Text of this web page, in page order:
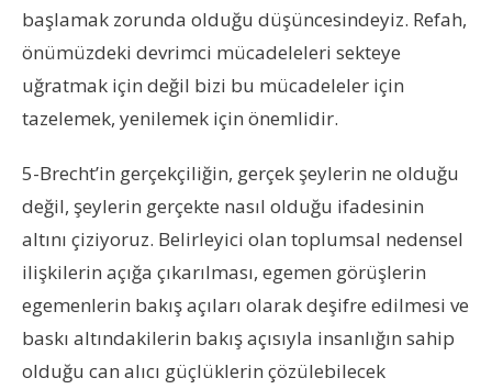
başlamak zorunda olduğu düşüncesindeyiz. Refah,
önümüzdeki devrimci mücadeleleri sekteye
uğratmak için değil bizi bu mücadeleler için
tazelemek, yenilemek için önemlidir.
5-Brecht’in gerçekçiliğin, gerçek şeylerin ne olduğu
değil, şeylerin gerçekte nasıl olduğu ifadesinin
altını çiziyoruz. Belirleyici olan toplumsal nedensel
ilişkilerin açığa çıkarılması, egemen görüşlerin
egemenlerin bakış açıları olarak deşifre edilmesi ve
baskı altındakilerin bakış açısıyla insanlığın sahip
olduğu can alıcı güçlüklerin çözülebilecek